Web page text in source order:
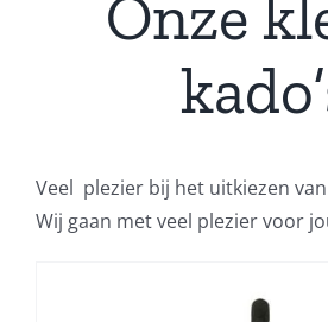
Onze
Veel plezier bij het uitkiezen
Wij gaan met veel plezier voor